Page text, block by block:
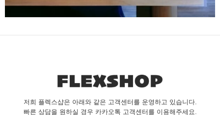
저희 플렉스샵은 아래와 같은 고객센터를 운영하고 있습니다.
빠른 상담을 원하실 경우 카카오톡 고객센터를 이용해주세요.